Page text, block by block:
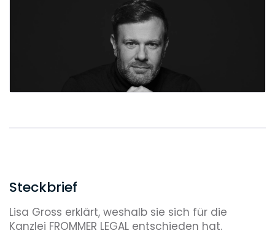
Steckbrief
Lisa Gross erklärt, weshalb sie sich für die
Kanzlei FROMMER LEGAL entschieden hat.